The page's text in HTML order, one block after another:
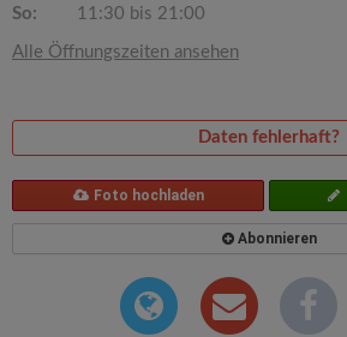
So:
11:30 bis 21:00
Alle Öffnungszeiten ansehen
Daten fehlerhaft?
Foto hochladen
Abonnieren